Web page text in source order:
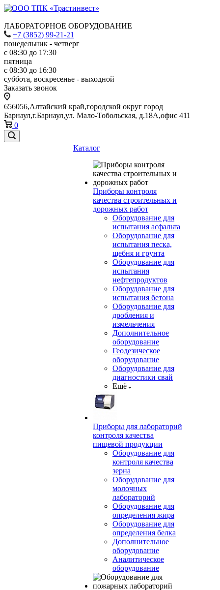
ЛАБОРАТОРНОЕ ОБОРУДОВАНИЕ
+7 (3852) 99-21-21
понедельник - четверг
с 08:30 до 17:30
пятница
с 08:30 до 16:30
суббота, воскресенье - выходной
Заказать звонок
656056,Алтайский край,городской округ город
Барнаул,г.Барнаул,ул. Мало-Тобольская, д.18А,офис 411
0
Каталог
Приборы контроля
качества строительных и
дорожных работ
Оборудование для
испытания асфальта
Оборудование для
испытания песка,
щебня и грунта
Оборудование для
испытания
нефтепродуктов
Оборудование для
испытания бетона
Оборудование для
дробления и
измельчения
Дополнительное
оборудование
Геодезическое
оборудование
Оборудование для
диагностики свай
Ещё
Приборы для лабораторий
контроля качества
пищевой продукции
Оборудование для
контроля качества
зерна
Оборудование для
молочных
лабораторий
Оборудование для
определения жира
Оборудование для
определения белка
Дополнительное
оборудование
Аналитическое
оборудование